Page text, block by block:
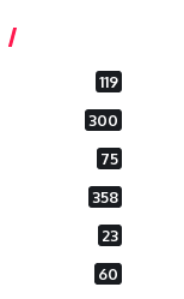
119
300
75
358
23
60